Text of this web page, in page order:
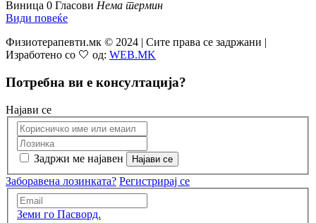
Виница 0 Гласови Нема термин
Види повеќе
Физиотерапевти.мк © 2024 | Сите права се задржани |
Изработено со 🤍 од: WEB.MK
Потребна ви е консултација?
Најави се
Задржи ме најавен
Заборавена лозинката? Регистрирај се
Земи го Пасворд.